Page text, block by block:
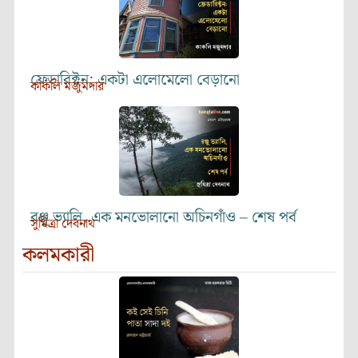
ফ্রেডারিক্টন: একটা এলোমেলো বেড়ানো
কাকলি মজুমদার
রঞ্জু ভ্যালি, এক মনভোলানো অচিনগাঁও – শেষ পর্ব
সুমিত্রা দেবনাথ
কলমকারী